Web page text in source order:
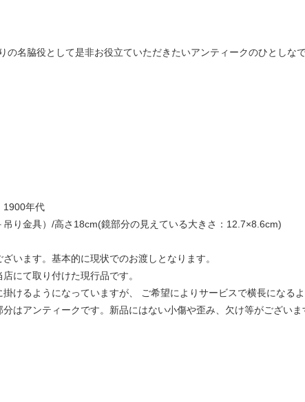
の名脇役として是非お役立ていただきたいアンティークのひとしなで
1900年代
り金具）/高さ18cm(鏡部分の見えている大きさ：12.7×8.6cm)
います。基本的に現状でのお渡しとなります。
にて取り付けた現行品です。
けるようになっていますが、 ご希望によりサービスで横長になる
はアンティークです。新品にはない小傷や歪み、欠け等がござい